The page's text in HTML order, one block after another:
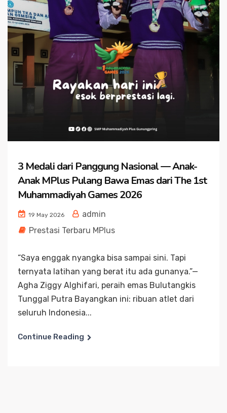
3 Medali dari Panggung Nasional — Anak-
Anak MPlus Pulang Bawa Emas dari The 1st
Muhammadiyah Games 2026
19 May 2026
admin
Prestasi Terbaru MPlus
“Saya enggak nyangka bisa sampai sini. Tapi
ternyata latihan yang berat itu ada gunanya.”—
Agha Ziggy Alghifari, peraih emas Bulutangkis
Tunggal Putra Bayangkan ini: ribuan atlet dari
seluruh Indonesia...
Continue Reading